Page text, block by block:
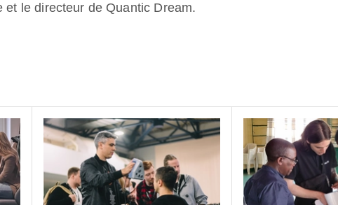
et le directeur de Quantic Dream.